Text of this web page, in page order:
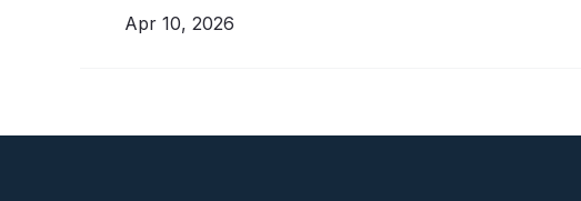
Apr 10, 2026